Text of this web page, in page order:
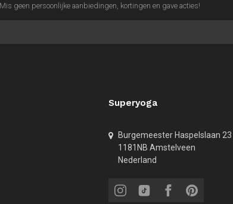
Mis geen persoonlijke aanbiedingen, kortingen en gave acties!
Superyoga
Burgemeester Haspelslaan 23
1181NB Amstelveen
Nederland